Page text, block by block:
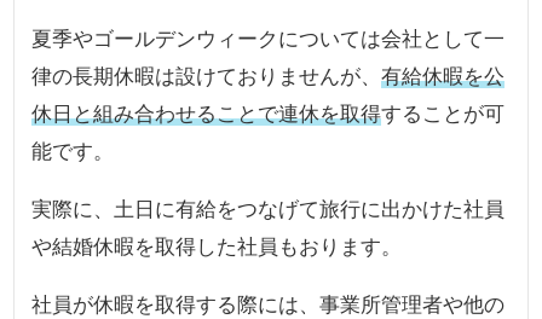
夏季やゴールデンウィークについては会社として一
律の長期休暇は設けておりませんが、有給休暇を公
休日と組み合わせることで連休を取得することが可
能です。
実際に、土日に有給をつなげて旅行に出かけた社員
や結婚休暇を取得した社員もおります。
社員が休暇を取得する際には、事業所管理者や他の